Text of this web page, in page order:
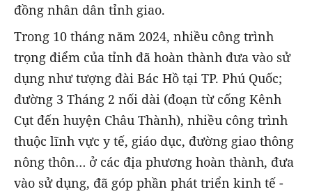
đồng nhân dân tỉnh giao.
Trong 10 tháng năm 2024, nhiều công trình
trọng điểm của tỉnh đã hoàn thành đưa vào sử
dụng như tượng đài Bác Hồ tại TP. Phú Quốc;
đường 3 Tháng 2 nối dài (đoạn từ cống Kênh
Cụt đến huyện Châu Thành), nhiều công trình
thuộc lĩnh vực y tế, giáo dục, đường giao thông
nông thôn… ở các địa phương hoàn thành, đưa
vào sử dụng, đã góp phần phát triển kinh tế -